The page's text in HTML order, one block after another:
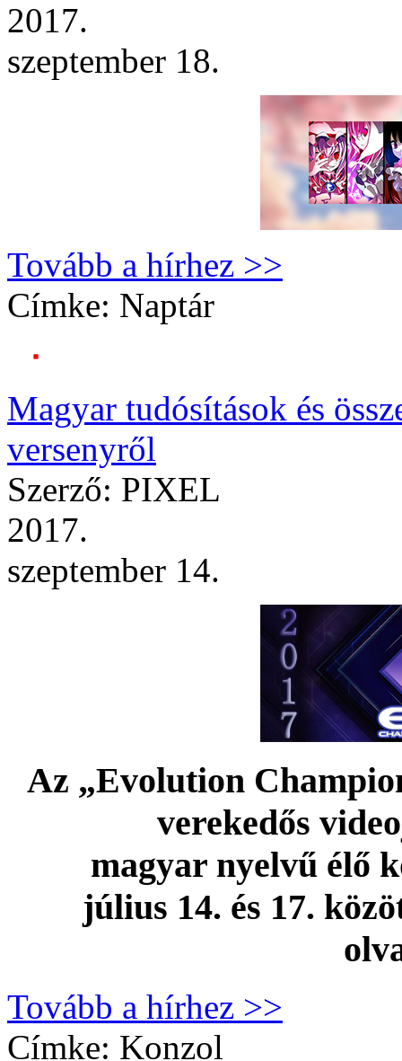
2017.
szeptember 18.
Tovább a hírhez >>
Címke: Naptár
Magyar tudósítások és
versenyről
Szerző: PIXEL
2017.
szeptember 14.
Az „Evolution
verekedős
magyar nyelvű élő
július 14. és 17.
Tovább a hírhez >>
Címke: Konzol